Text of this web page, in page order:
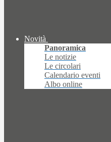
Novità
Panoramica
Le notizie
Le circolari
Calendario eventi
Albo online